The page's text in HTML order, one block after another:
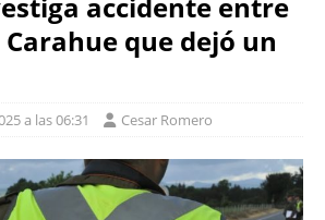
que dejó un
a las 06:31 Cesar Romero